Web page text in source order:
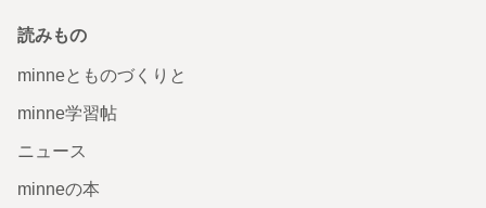
読みもの
minneとものづくりと
minne学習帖
ニュース
minneの本